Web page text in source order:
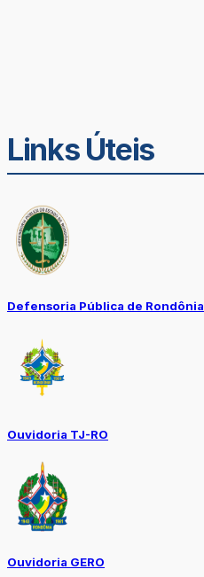
Links Úteis
Defensoria Pública de Rondônia
Ouvidoria TJ-RO
Ouvidoria GERO